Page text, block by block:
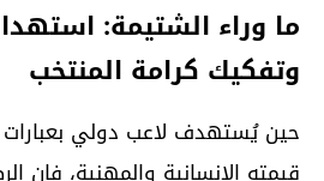
ما وراء الشتيمة:
وتفكيك كرامة المنتخب
حين يُستهدف لاعب دولي
قيمته الإنسانية والمهنية، فإن